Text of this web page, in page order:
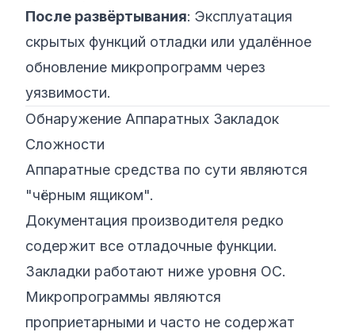
После развёртывания: Эксплуатация
скрытых функций отладки или удалённое
обновление микропрограмм через
уязвимости.
Обнаружение Аппаратных Закладок
Сложности
Аппаратные средства по сути являются
"чёрным ящиком".
Документация производителя редко
содержит все отладочные функции.
Закладки работают ниже уровня ОС.
Микропрограммы являются
проприетарными и часто не содержат